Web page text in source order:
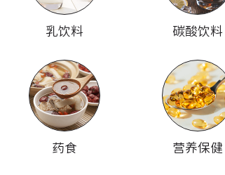
乳饮料 碳酸饮料
药食 营养保健